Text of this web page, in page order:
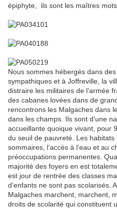
épiphyte, ils sont les maîtres
Nous sommes hébergés dans
sympathiques et à Joffreville, la
distraire les militaires de l’armée
des cabanes lovées dans de
rencontrons les Malgaches dans
dans les champs. Ils sont d’une
accueillante quoique vivant, pour
du seuil de pauvreté. Les
sommaires, l’accès à l’eau et au
préoccupations permanentes.
majorité des foyers en est
est jour de rentrée des classes
d’enfants ne sont pas scolarisés.
Malgaches marchent, marchent,
droits de scolarité qui constituent